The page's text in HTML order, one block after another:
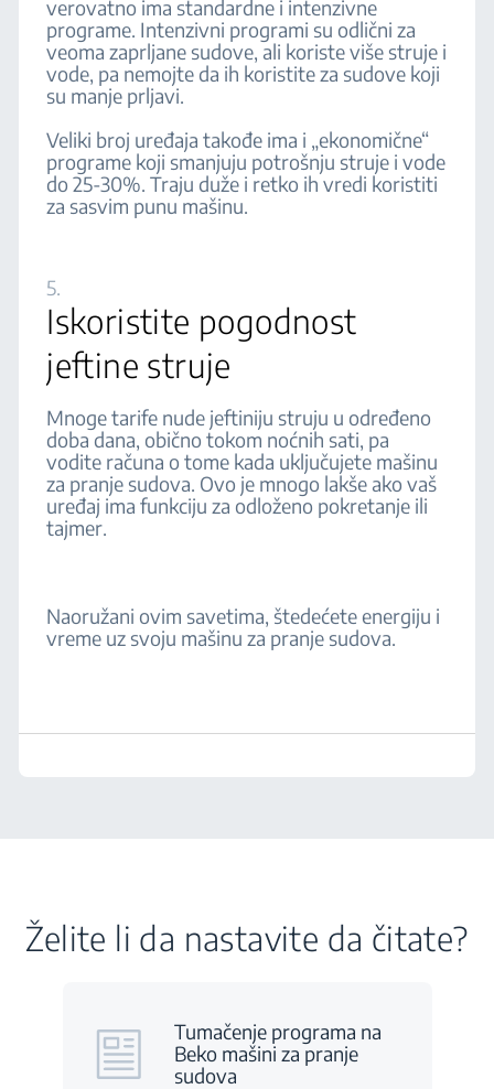
verovatno ima standardne i intenzivne
programe. Intenzivni programi su odlični za
veoma zaprljane sudove, ali koriste više struje i
vode, pa nemojte da ih koristite za sudove koji
su manje prljavi.
Veliki broj uređaja takođe ima i „ekonomične“
programe koji smanjuju potrošnju struje i vode
do 25-30%. Traju duže i retko ih vredi koristiti
za sasvim punu mašinu.
5.
Iskoristite pogodnost
jeftine struje
Mnoge tarife nude jeftiniju struju u određeno
doba dana, obično tokom noćnih sati, pa
vodite računa o tome kada uključujete mašinu
za pranje sudova. Ovo je mnogo lakše ako vaš
uređaj ima funkciju za odloženo pokretanje ili
tajmer.
Naoružani ovim savetima, štedećete energiju i
vreme uz svoju mašinu za pranje sudova.
Želite li da nastavite da čitate?
Tumačenje programa na
Beko mašini za pranje
sudova